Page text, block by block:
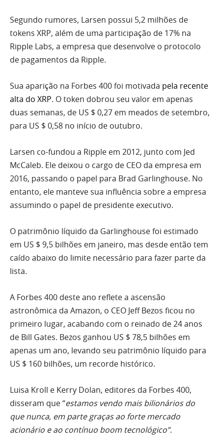
Segundo rumores, Larsen possui 5,2 milhões de
tokens XRP, além de uma participação de 17% na
Ripple Labs, a empresa que desenvolve o protocolo
de pagamentos da Ripple.
Sua aparição na Forbes 400 foi motivada pela recente
alta do XRP. O token dobrou seu valor em apenas
duas semanas, de US $ 0,27 em meados de setembro,
para US $ 0,58 no início de outubro.
Larsen co-fundou a Ripple em 2012, junto com Jed
McCaleb. Ele deixou o cargo de CEO da empresa em
2016, passando o papel para Brad Garlinghouse. No
entanto, ele manteve sua influência sobre a empresa
assumindo o papel de presidente executivo.
O patrimônio líquido da Garlinghouse foi estimado
em US $ 9,5 bilhões em janeiro, mas desde então tem
caído abaixo do limite necessário para fazer parte da
lista.
A Forbes 400 deste ano reflete a ascensão
astronômica da Amazon, o CEO Jeff Bezos ficou no
primeiro lugar, acabando com o reinado de 24 anos
de Bill Gates. Bezos ganhou US $ 78,5 bilhões em
apenas um ano, levando seu patrimônio líquido para
US $ 160 bilhões, um recorde histórico.
Luisa Kroll e Kerry Dolan, editores da Forbes 400,
disseram que “estamos vendo mais bilionários do
que nunca, em parte graças ao forte mercado
acionário e ao contínuo boom tecnológico”.